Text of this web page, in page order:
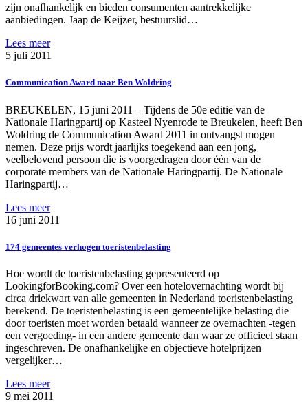
zijn onafhankelijk en bieden consumenten aantrekkelijke
aanbiedingen. Jaap de Keijzer, bestuurslid…
Lees meer
5 juli 2011
Communication Award naar Ben Woldring
BREUKELEN, 15 juni 2011 – Tijdens de 50e editie van de
Nationale Haringpartij op Kasteel Nyenrode te Breukelen, heeft Ben
Woldring de Communication Award 2011 in ontvangst mogen
nemen. Deze prijs wordt jaarlijks toegekend aan een jong,
veelbelovend persoon die is voorgedragen door één van de
corporate members van de Nationale Haringpartij. De Nationale
Haringpartij…
Lees meer
16 juni 2011
174 gemeentes verhogen toeristenbelasting
Hoe wordt de toeristenbelasting gepresenteerd op
LookingforBooking.com? Over een hotelovernachting wordt bij
circa driekwart van alle gemeenten in Nederland toeristenbelasting
berekend. De toeristenbelasting is een gemeentelijke belasting die
door toeristen moet worden betaald wanneer ze overnachten -tegen
een vergoeding- in een andere gemeente dan waar ze officieel staan
ingeschreven. De onafhankelijke en objectieve hotelprijzen
vergelijker…
Lees meer
9 mei 2011